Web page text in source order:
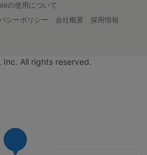
の使用について
シーポリシー 会社概要
採用情報
All rights reserved.